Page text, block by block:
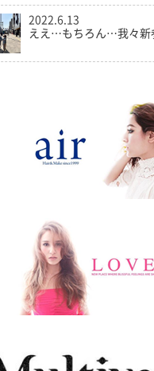
2022.6.13
ええ…もちろん…我々新